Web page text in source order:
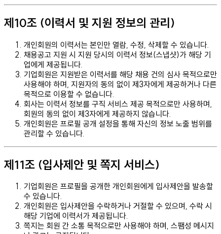
제10조 (이력서 및 지원 정보의 관리)
개인회원의 이력서는 본인만 열람, 수정, 삭제할 수 있습니다.
채용공고 지원 시 지원 당시의 이력서 정보(스냅샷)가 해당 기
업에게 제공됩니다.
기업회원은 지원받은 이력서를 해당 채용 건의 심사 목적으로만
사용해야 하며, 지원자의 동의 없이 제3자에게 제공하거나 다른
목적으로 이용할 수 없습니다.
회사는 이력서 정보를 구직 서비스 제공 목적으로만 사용하며,
회원의 동의 없이 제3자에게 제공하지 않습니다.
개인회원은 프로필 공개 설정을 통해 자신의 정보 노출 범위를
관리할 수 있습니다.
제11조 (입사제안 및 쪽지 서비스)
기업회원은 프로필을 공개한 개인회원에게 입사제안을 발송할
수 있습니다.
개인회원은 입사제안을 수락하거나 거절할 수 있으며, 수락 시
해당 기업에 이력서가 제공됩니다.
쪽지는 회원 간 소통 목적으로만 사용해야 하며, 스팸성 메시지